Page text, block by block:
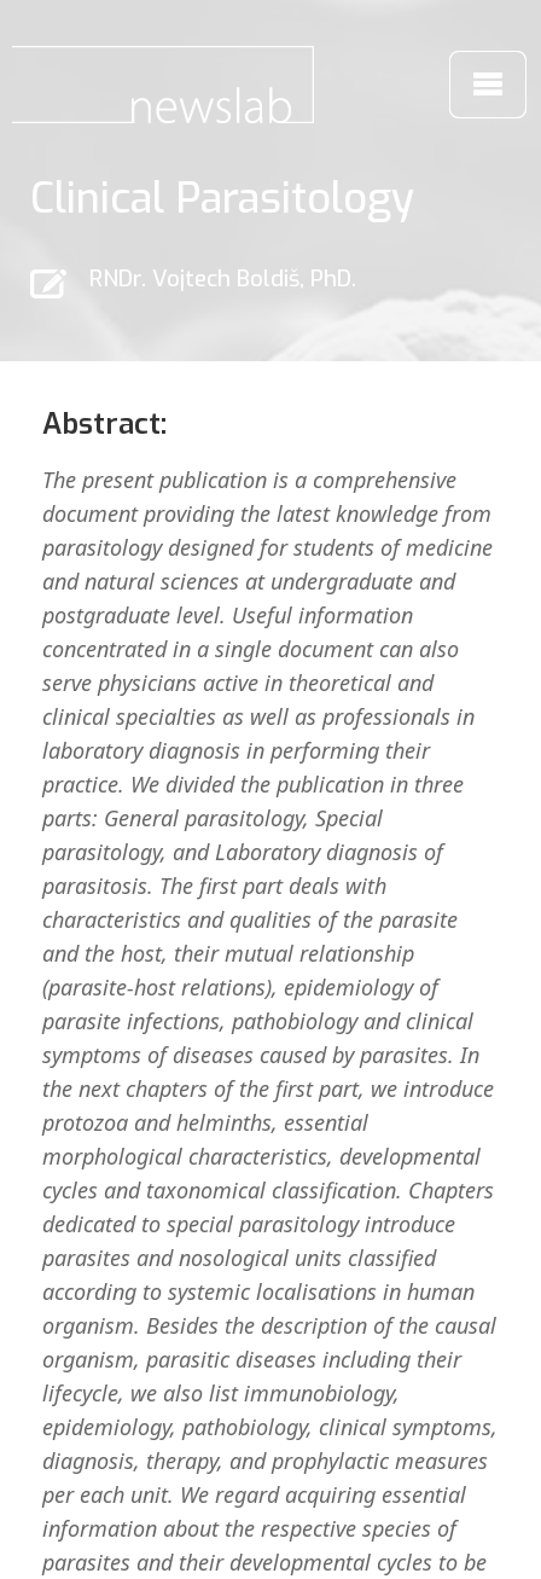
Clinical Parasitology
RNDr. Vojtech Boldiš, PhD.
Abstract:
The present publication is a comprehensive
document providing the latest knowledge from
parasitology designed for students of medicine
and natural sciences at undergraduate and
postgraduate level. Useful information
concentrated in a single document can also
serve physicians active in theoretical and
clinical specialties as well as professionals in
laboratory diagnosis in performing their
practice. We divided the publication in three
parts: General parasitology, Special
parasitology, and Laboratory diagnosis of
parasitosis. The first part deals with
characteristics and qualities of the parasite
and the host, their mutual relationship
(parasite-host relations), epidemiology of
parasite infections, pathobiology and clinical
symptoms of diseases caused by parasites. In
the next chapters of the first part, we introduce
protozoa and helminths, essential
morphological characteristics, developmental
cycles and taxonomical classification. Chapters
dedicated to special parasitology introduce
parasites and nosological units classified
according to systemic localisations in human
organism. Besides the description of the causal
organism, parasitic diseases including their
lifecycle, we also list immunobiology,
epidemiology, pathobiology, clinical symptoms,
diagnosis, therapy, and prophylactic measures
per each unit. We regard acquiring essential
information about the respective species of
parasites and their developmental cycles to be